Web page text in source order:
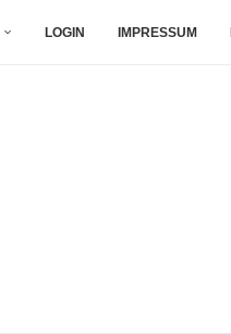
LOGIN IMPRESSUM